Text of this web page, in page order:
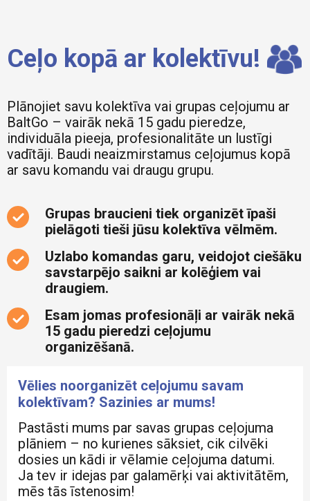
Avio ceļojumi
Valsts
Albānija
Amerika
Argentīna
Austrija
Azerbaidžāna
Bosnija un Hercegovina
Čehija
Eiropa
Francija
Grieķija
Igaunija
Islande
Itālija
Ķīna
No Līdz
Pieejamās brīvās vietas
0 0
Ceļojuma mērķis
Kultūra
Pārgājieni
Piedzīvojumi
Pilsētas
Pludmale
Slēpošana
Svētceļojumi
Koncerti
Bērniem
Gardēžiem
Rādīt vairāk
Cena
0 €
Atlasīt
Ceļo kopā ar kolektīvu!
Plānojiet savu kolektīva vai grupas ceļojumu ar
BaltGo – vairāk nekā 15 gadu pieredze,
individuāla pieeja, profesionalitāte un lustīgi
vadītāji. Baudi neaizmirstamus ceļojumus kopā
ar savu komandu vai draugu grupu.
Grupas braucieni tiek organizēt īpaši
pielāgoti tieši jūsu kolektīva vēlmēm.
Uzlabo komandas garu, veidojot ciešāku
savstarpējo saikni ar kolēģiem vai
draugiem.
Esam jomas profesionāļi ar vairāk nekā
15 gadu pieredzi ceļojumu
organizēšanā.
Vēlies noorganizēt ceļojumu savam
kolektīvam? Sazinies ar mums!
Pastāsti mums par savas grupas ceļojuma
plāniem – no kurienes sāksiet, cik cilvēki
dosies un kādi ir vēlamie ceļojuma datumi.
Ja tev ir idejas par galamērķi vai aktivitātēm,
mēs tās īstenosim!